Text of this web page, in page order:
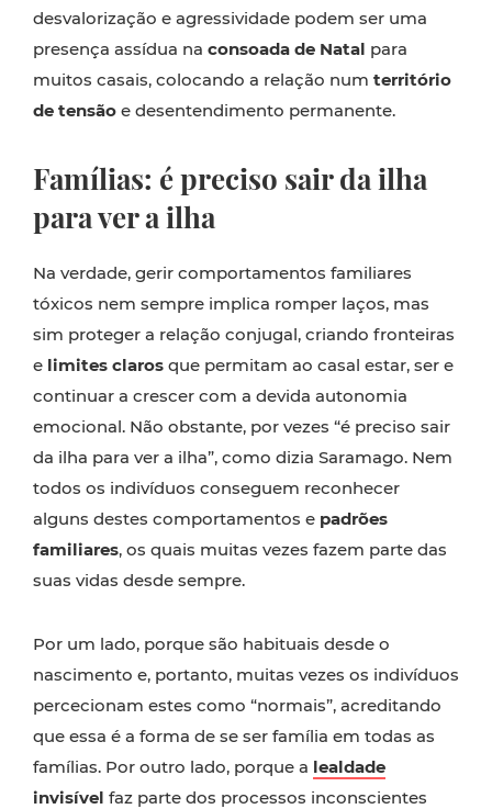
desvalorização e agressividade podem ser uma
presença assídua na consoada de Natal para
muitos casais, colocando a relação num território
de tensão e desentendimento permanente.
Famílias: é preciso sair da ilha
para ver a ilha
Na verdade, gerir comportamentos familiares
tóxicos nem sempre implica romper laços, mas
sim proteger a relação conjugal, criando fronteiras
e limites claros que permitam ao casal estar, ser e
continuar a crescer com a devida autonomia
emocional. Não obstante, por vezes “é preciso sair
da ilha para ver a ilha”, como dizia Saramago. Nem
todos os indivíduos conseguem reconhecer
alguns destes comportamentos e padrões
familiares, os quais muitas vezes fazem parte das
suas vidas desde sempre.
Por um lado, porque são habituais desde o
nascimento e, portanto, muitas vezes os indivíduos
percecionam estes como “normais”, acreditando
que essa é a forma de se ser família em todas as
famílias. Por outro lado, porque a lealdade
invisível faz parte dos processos inconscientes